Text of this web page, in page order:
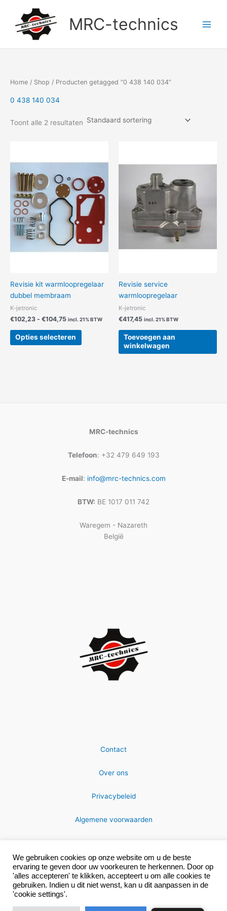
inhoud
MRC-technics
Home / Shop / Producten getagged “0 438 140 034”
0 438 140 034
Toont alle 2 resultaten
Revisie kit warmloopregelaar
dubbel membraam
K-jetronic
€102,23 - €104,75
tot
incl. 21% BTW
Opties selecteren
meerdere
variaties.
Deze
optie
kan
worden
productpaginaRevisie service
warmloopregelaar
K-jetronic
€417,45 incl. 21% BTW
Toevoegen aan
winkelwagen
MRC-technics
Telefoon: +32 479 649 193
E-mail: info@mrc-technics.com
BTW: BE 1017 011 742
Waregem - Nazareth
België
Contact
Over ons
Privacybeleid
Algemene voorwaarden
Copyright © 2026 MRC-technics
We gebruiken cookies op onze website om u de beste
ervaring te geven door uw voorkeuren te herkennen. Door op
'alles accepteren' te klikken, accepteert u om alle cookies te
gebruiken. Indien u dit niet wenst, kan u dit aanpassen in de
'cookie settings'.